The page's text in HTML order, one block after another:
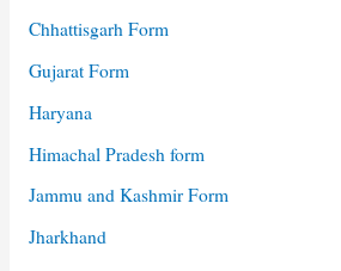
Chhattisgarh Form
Gujarat Form
Haryana
Himachal Pradesh form
Jammu and Kashmir Form
Jharkhand